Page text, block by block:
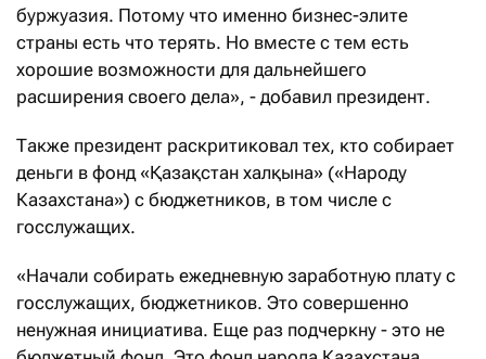
буржуазия. Потому что именно бизнес-элите
страны есть что терять. Но вместе с тем есть
хорошие возможности для дальнейшего
расширения своего дела», - добавил президент.
Также президент раскритиковал тех, кто собирает
деньги в фонд «Қазақстан халқына» («Народу
Казахстана») с бюджетников, в том числе с
госслужащих.
«Начали собирать ежедневную заработную плату с
госслужащих, бюджетников. Это совершенно
ненужная инициатива. Еще раз подчеркну - это не